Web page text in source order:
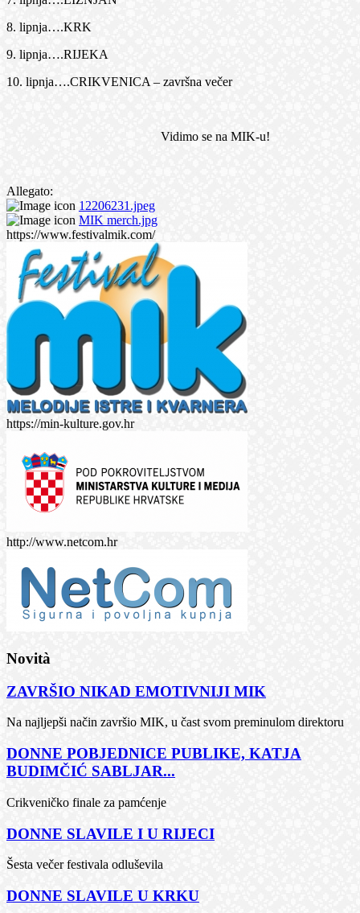
8. lipnja….KRK
9. lipnja….RIJEKA
10. lipnja….CRIKVENICA – završna večer
Vidimo se na MIK-u!
Allegato:
12206231.jpeg
MIK merch.jpg
https://www.festivalmik.com/
https://min-kulture.gov.hr
http://www.netcom.hr
Novità
ZAVRŠIO NIKAD EMOTIVNIJI MIK
Na najljepši način završio MIK, u čast svom preminulom direktoru
DONNE POBJEDNICE PUBLIKE, KATJA
BUDIMČIĆ SABLJAR...
Crikveničko finale za pamćenje
DONNE SLAVILE I U RIJECI
Šesta večer festivala odluševila
DONNE SLAVILE U KRKU